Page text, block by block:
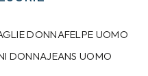
DONNAFELPE UOMO
DONNAJEANS UOMO